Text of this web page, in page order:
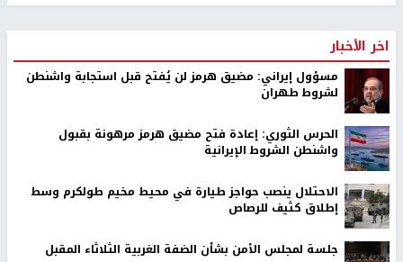
اخر الأخبار
مسؤول إيراني: مضيق هرمز لن يُفتح قبل استجابة واشنطن
لشروط طهران
الحرس الثوري: إعادة فتح مضيق هرمز مرهونة بقبول
واشنطن الشروط الإيرانية
الاحتلال ينصب حواجز طيارة في محيط مخيم طولكرم وسط
إطلاق كثيف للرصاص
جلسة لمجلس الأمن بشأن الضفة الغربية الثلاثاء المقبل